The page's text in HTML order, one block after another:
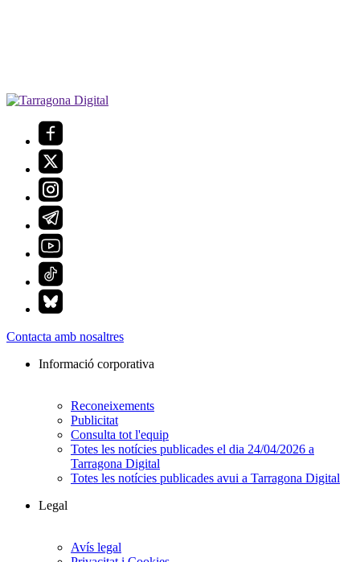
Contacta amb nosaltres
Informació corporativa
Reconeixements
Publicitat
Consulta tot l'equip
Totes les notícies publicades el dia 24/04/2026 a
Tarragona Digital
Totes les notícies publicades avui a Tarragona Digital
Legal
Avís legal